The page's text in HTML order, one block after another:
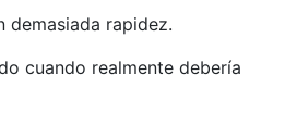
demasiada rapidez.
cuando realmente debería